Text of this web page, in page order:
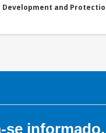
Development and
se